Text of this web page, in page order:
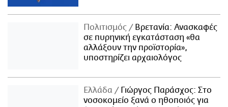
Πολιτισμός
Βρετανία: Ανασκαφές
σε πυρηνική εγκατάσταση «θα
αλλάξουν την προϊστορία»,
υποστηρίζει αρχαιολόγος
Ελλάδα
Γιώργος Παράσχος: Στο
νοσοκομείο ξανά ο ηθοποιός για